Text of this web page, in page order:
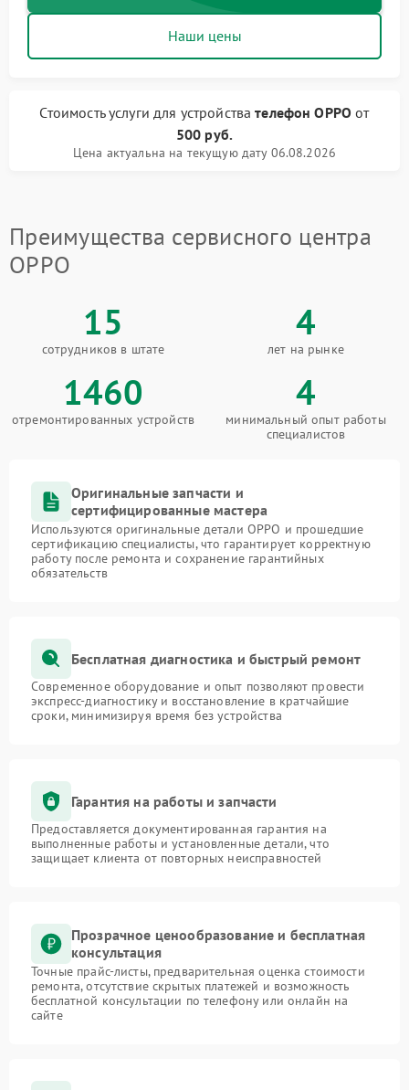
Наши цены
Стоимость услугидля устройствателефон OPPO от
500 руб.
Цена актуальна на текущую дату 06.08.2026
Преимущества сервисного центра
OPPO
15
сотрудников в штате
4
лет на рынке
1460
отремонтированных устройств
4
минимальный опыт работы
специалистов
Оригинальные запчасти и
сертифицированные мастера
Используются оригинальные детали OPPO и прошедшие
сертификацию специалисты, что гарантирует корректную
работу после ремонта и сохранение гарантийных
обязательств
Бесплатная диагностика и быстрый ремонт
Современное оборудование и опыт позволяют провести
экспресс-диагностику и восстановление в кратчайшие
сроки, минимизируя время без устройства
Гарантия на работы и запчасти
Предоставляется документированная гарантия на
выполненные работы и установленные детали, что
защищает клиента от повторных неисправностей
Прозрачное ценообразование и бесплатная
консультация
Точные прайс-листы, предварительная оценка стоимости
ремонта, отсутствие скрытых платежей и возможность
бесплатной консультации по телефону или онлайн на
сайте